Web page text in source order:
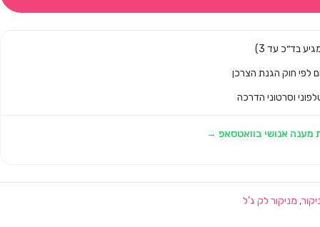
וסרטוני הדרכה
אנושי בוואטסאפ →
, מניקור לק ג'ל